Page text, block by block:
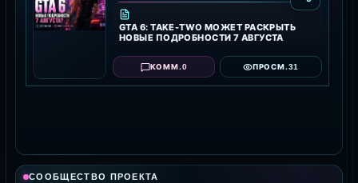
GTA 6: TAKE-TWO МОЖЕТ РАСКРЫТЬ
НОВЫЕ ПОДРОБНОСТИ 7 АВГУСТА
КОММ.0 ПРОСМ.31
СООБЩЕСТВО ПРОЕКТА